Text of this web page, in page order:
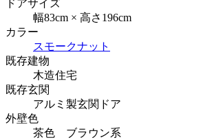
ドアサイズ
幅83cm × 高さ196cm
カラー
スモークナット
既存建物
木造住宅
既存玄関
アルミ製玄関ドア
外壁色
茶色 ブラウン系